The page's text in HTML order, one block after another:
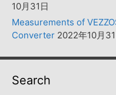
10月31日
Measurements of
Converter 2022年10月
Search